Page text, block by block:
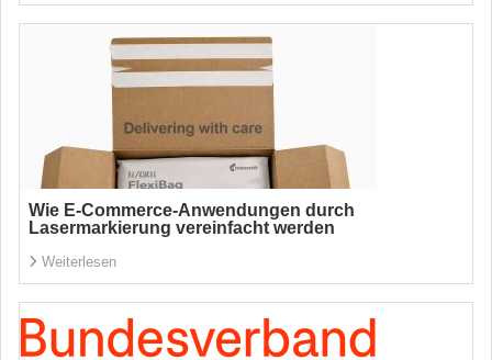
Wie E-Commerce-Anwendungen durch
Lasermarkierung vereinfacht werden
Weiterlesen